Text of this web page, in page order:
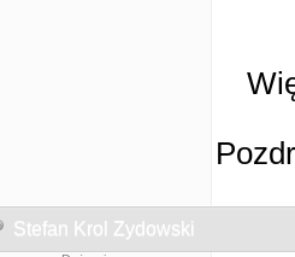
Stefan Krol Zydowski